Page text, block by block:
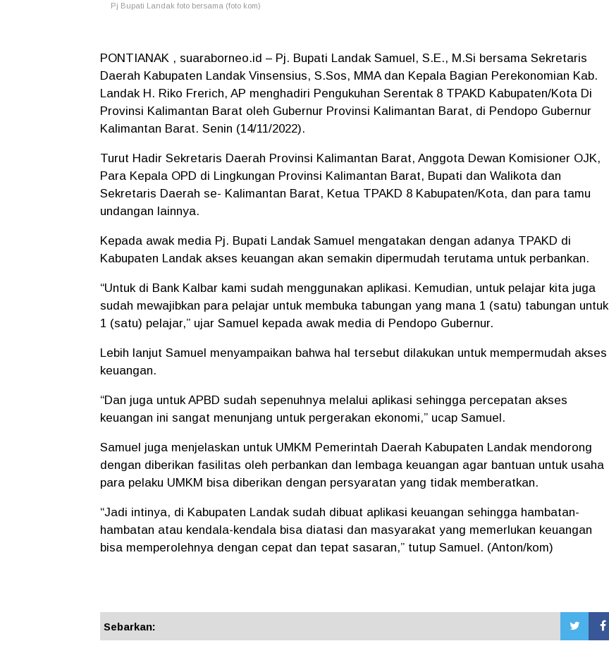
Pj Bupati Landak foto bersama (foto kom)
PONTIANAK , suaraborneo.id – Pj. Bupati Landak Samuel, S.E., M.Si bersama Sekretaris
Daerah Kabupaten Landak Vinsensius, S.Sos, MMA dan Kepala Bagian Perekonomian Kab.
Landak H. Riko Frerich, AP menghadiri Pengukuhan Serentak 8 TPAKD Kabupaten/Kota Di
Provinsi Kalimantan Barat oleh Gubernur Provinsi Kalimantan Barat, di Pendopo Gubernur
Kalimantan Barat. Senin (14/11/2022).
Turut Hadir Sekretaris Daerah Provinsi Kalimantan Barat, Anggota Dewan Komisioner OJK,
Para Kepala OPD di Lingkungan Provinsi Kalimantan Barat, Bupati dan Walikota dan
Sekretaris Daerah se- Kalimantan Barat, Ketua TPAKD 8 Kabupaten/Kota, dan para tamu
undangan lainnya.
Kepada awak media Pj. Bupati Landak Samuel mengatakan dengan adanya TPAKD di
Kabupaten Landak akses keuangan akan semakin dipermudah terutama untuk perbankan.
“Untuk di Bank Kalbar kami sudah menggunakan aplikasi. Kemudian, untuk pelajar kita juga
sudah mewajibkan para pelajar untuk membuka tabungan yang mana 1 (satu) tabungan untuk
1 (satu) pelajar,” ujar Samuel kepada awak media di Pendopo Gubernur.
Lebih lanjut Samuel menyampaikan bahwa hal tersebut dilakukan untuk mempermudah akses
keuangan.
“Dan juga untuk APBD sudah sepenuhnya melalui aplikasi sehingga percepatan akses
keuangan ini sangat menunjang untuk pergerakan ekonomi,” ucap Samuel.
Samuel juga menjelaskan untuk UMKM Pemerintah Daerah Kabupaten Landak mendorong
dengan diberikan fasilitas oleh perbankan dan lembaga keuangan agar bantuan untuk usaha
para pelaku UMKM bisa diberikan dengan persyaratan yang tidak memberatkan.
“Jadi intinya, di Kabupaten Landak sudah dibuat aplikasi keuangan sehingga hambatan-
hambatan atau kendala-kendala bisa diatasi dan masyarakat yang memerlukan keuangan
bisa memperolehnya dengan cepat dan tepat sasaran,” tutup Samuel. (Anton/kom)
Sebarkan: